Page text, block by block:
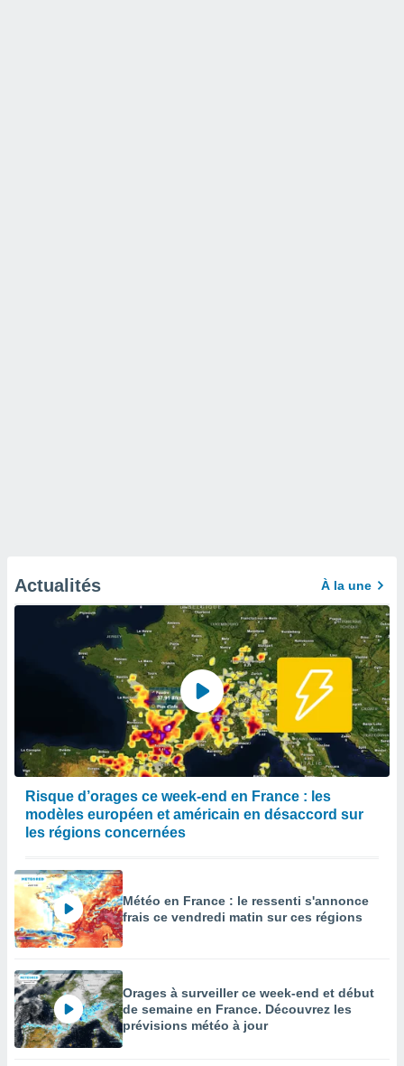
Actualités À la une
Risque d’orages ce week-end en France : les
modèles européen et américain en désaccord sur
les régions concernées
Météo en France : le ressenti s'annonce
frais ce vendredi matin sur ces régions
Orages à surveiller ce week-end et début
de semaine en France. Découvrez les
prévisions météo à jour